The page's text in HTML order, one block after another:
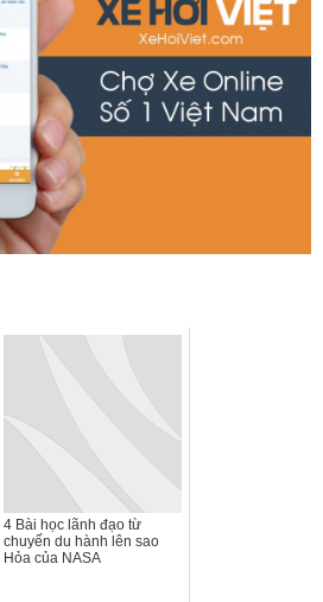
4 Bài học lãnh đạo từ
chuyến du hành lên sao
Hỏa của NASA